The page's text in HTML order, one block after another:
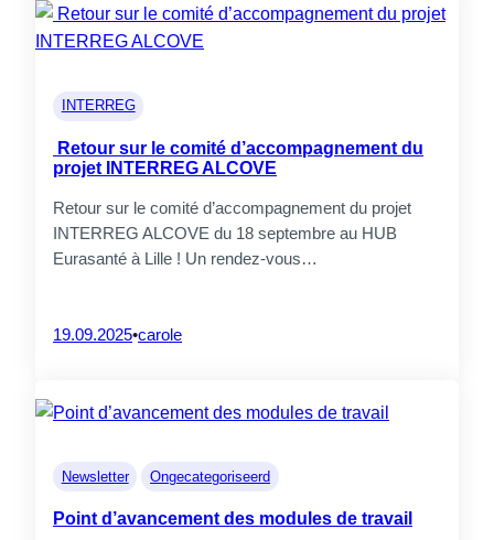
INTERREG
Retour sur le comité d’accompagnement du
projet INTERREG ALCOVE
Retour sur le comité d’accompagnement du projet
INTERREG ALCOVE du 18 septembre au HUB
Eurasanté à Lille ! Un rendez-vous…
19.09.2025•carole
Newsletter Ongecategoriseerd
Point d’avancement des modules de travail